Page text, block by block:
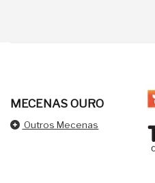
MECENAS OURO
Outros Mecenas